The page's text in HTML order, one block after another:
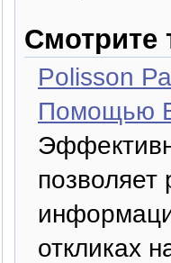
Смотрите
Polisson
Помощью
откликах